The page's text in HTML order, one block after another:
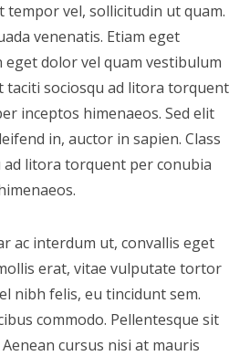
tempor vel, sollicitudin ut quam.
venenatis. Etiam eget
eget dolor vel quam vestibulum
taciti sociosqu ad litora torquent
inceptos himenaeos. Sed elit
in, auctor in sapien. Class
litora torquent per conubia
ac interdum ut, convallis eget
erat, vitae vulputate tortor
nibh felis, eu tincidunt sem.
commodo. Pellentesque sit
cursus nisi at mauris